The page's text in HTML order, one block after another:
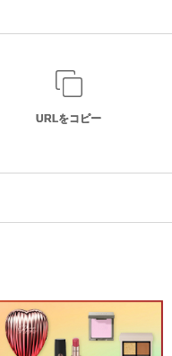
URLをコピー